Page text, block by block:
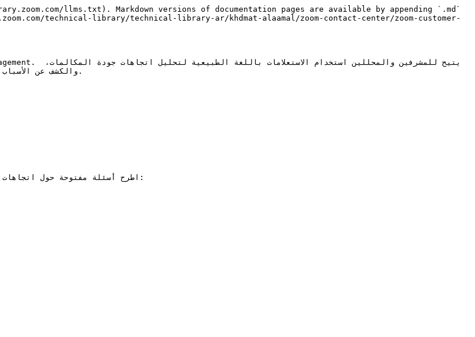
llms.txt). Markdown versions of documentation pages are available by appending `.md`
technical-library/technical-library-ar/khdmat-alaamal/zoom-contact-center/zoom-customer-
والكشف عن
اطرح أسئلة مفتوحة حول